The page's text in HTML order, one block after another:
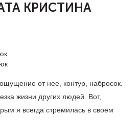
КРИСТИНА
от нее, контур, набросок.
жизни других людей. Вот,
я всегда стремилась в своем